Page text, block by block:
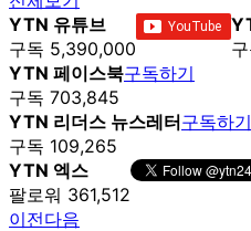
YTN 유튜브
구독 5,390,000
YTN 페이스북
구독 703,845
구독하기
YTN 리더스 뉴스레터
구독 109,265
구독하기
YTN 엑스
팔로워 361,512
이전다음